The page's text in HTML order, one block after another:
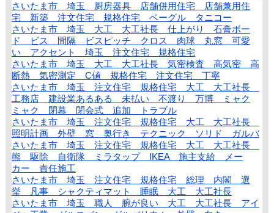
さいたま市 埼玉 厨房器具 店舗併用住宅 店舗兼用住
宅 新築 注文住宅 規格住宅 ベーグル タニコー
さいたま市 埼玉 大工 大工社長 仕上がり 石膏ボー
ド ビス 間隔 ビスピッチ クロス 肉球 丸窓 可愛
い アクセント 埼玉 注文住宅 規格住宅
さいたま市 埼玉 大工 大工社長 気密検査 高気密 高
断熱 気密測定 C値 規格住宅 注文住宅 丁寧
さいたま市 埼玉 注文住宅 規格住宅 大工 大工社長
工務店 建設業あるある 未払い 不渡り 万博 ミャク
ミャク 閉幕 閉会式 追加 トラブル
さいたま市 埼玉 注文住宅 規格住宅 大工 大工社長
照明計画 外壁 窓 奥行き テクニック ソリド ガルバ
さいたま市 埼玉 注文住宅 規格住宅 大工 大工社長
熊 駆除 自衛隊 ミラタップ IKEA 施主支給 メー
カー 責任施工
さいたま市 埼玉 注文住宅 規格住宅 総理 内閣 選
挙 凡事 シャクティマット 睡眠 大工 大工社長
さいたま市 埼玉 職人 腕が良い 大工 大工社長 アイ